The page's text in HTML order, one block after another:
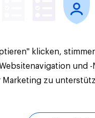
klicken,
Websitenavigation
Marketing zu